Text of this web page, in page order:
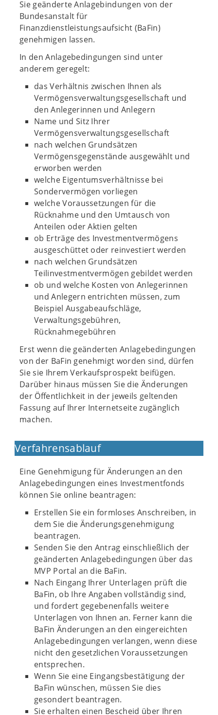
Sie geänderte Anlagebindungen von der
Bundesanstalt für
Finanzdienstleistungsaufsicht (BaFin)
genehmigen lassen.
In den Anlagebedingungen sind unter
anderem geregelt:
das Verhältnis zwischen Ihnen als
Vermögensverwaltungsgesellschaft und
den Anlegerinnen und Anlegern
Name und Sitz Ihrer
Vermögensverwaltungsgesellschaft
nach welchen Grundsätzen
Vermögensgegenstände ausgewählt und
erworben werden
welche Eigentumsverhältnisse bei
Sondervermögen vorliegen
welche Voraussetzungen für die
Rücknahme und den Umtausch von
Anteilen oder Aktien gelten
ob Erträge des Investmentvermögens
ausgeschüttet oder reinvestiert werden
nach welchen Grundsätzen
Teilinvestmentvermögen gebildet werden
ob und welche Kosten von Anlegerinnen
und Anlegern entrichten müssen, zum
Beispiel Ausgabeaufschläge,
Verwaltungsgebühren,
Rücknahmegebühren
Erst wenn die geänderten Anlagebedingungen
von der BaFin genehmigt worden sind, dürfen
Sie sie Ihrem Verkaufsprospekt beifügen.
Darüber hinaus müssen Sie die Änderungen
der Öffentlichkeit in der jeweils geltenden
Fassung auf Ihrer Internetseite zugänglich
machen.
Verfahrensablauf
Eine Genehmigung für Änderungen an den
Anlagebedingungen eines Investmentfonds
können Sie online beantragen:
Erstellen Sie ein formloses Anschreiben, in
dem Sie die Änderungsgenehmigung
beantragen.
Senden Sie den Antrag einschließlich der
geänderten Anlagebedingungen über das
MVP Portal an die BaFin.
Nach Eingang Ihrer Unterlagen prüft die
BaFin, ob Ihre Angaben vollständig sind,
und fordert gegebenenfalls weitere
Unterlagen von Ihnen an. Ferner kann die
BaFin Änderungen an den eingereichten
Anlagebedingungen verlangen, wenn diese
nicht den gesetzlichen Voraussetzungen
entsprechen.
Wenn Sie eine Eingangsbestätigung der
BaFin wünschen, müssen Sie dies
gesondert beantragen.
Sie erhalten einen Bescheid über Ihren